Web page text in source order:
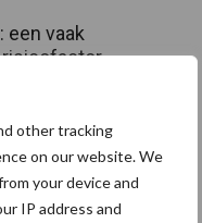
other tracking
on our website. We
your device and
IP address and
een vaak